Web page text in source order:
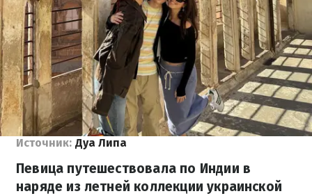
Источник: Дуа Липа
Певица путешествовала по Индии в
наряде из летней коллекции украинской